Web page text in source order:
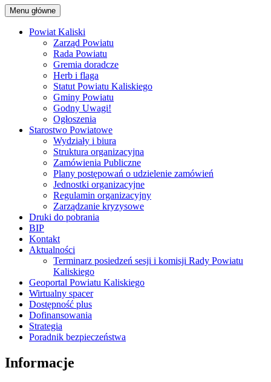
Menu główne
Powiat Kaliski
Zarząd Powiatu
Rada Powiatu
Gremia doradcze
Herb i flaga
Statut Powiatu Kaliskiego
Gminy Powiatu
Godny Uwagi!
Ogłoszenia
Starostwo Powiatowe
Wydziały i biura
Struktura organizacyjna
Zamówienia Publiczne
Plany postępowań o udzielenie zamówień
Jednostki organizacyjne
Regulamin organizacyjny
Zarządzanie kryzysowe
Druki do pobrania
BIP
Kontakt
Aktualności
Terminarz posiedzeń sesji i komisji Rady Powiatu
Kaliskiego
Geoportal Powiatu Kaliskiego
Wirtualny spacer
Dostępność plus
Dofinansowania
Strategia
Poradnik bezpieczeństwa
Informacje